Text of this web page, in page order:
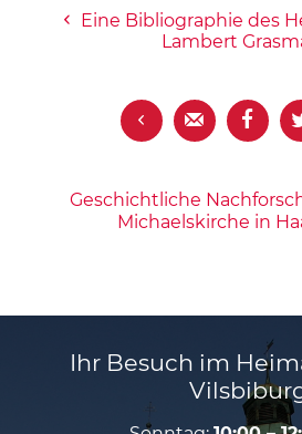
Eine Bibliographie des
Lambert
  
Geschichtliche
Michaelskirche in
Ihr Besuch im